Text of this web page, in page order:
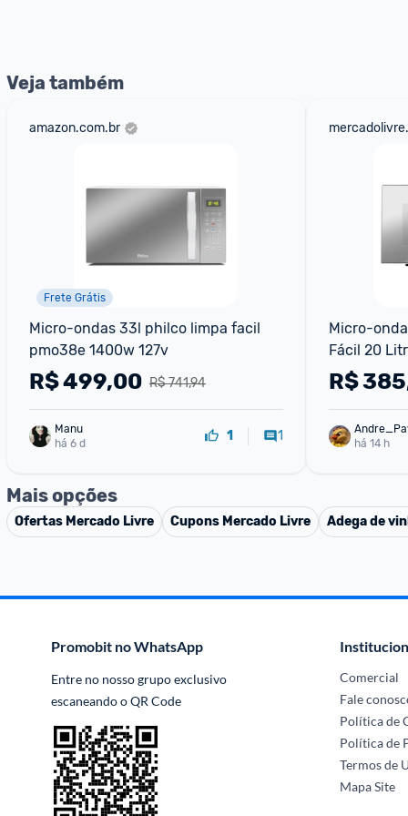
Veja também
amazon.com.br
Frete Grátis
Micro-ondas 33l philco limpa facil
pmo38e 1400w 127v
R$ 741,94
R$499,00
Manu
há 6 d
1 1
Micro-
Fácil 20
Branco
R$
há 14 h
Mais opções
Ofertas Mercado Livre Cupons Mercado Livre Adega de
Promobit no WhatsApp
Entre no nosso grupo exclusivo
escaneando o QR Code
Comercial
Fale
Política de
Política de
Termos de
Mapa Site